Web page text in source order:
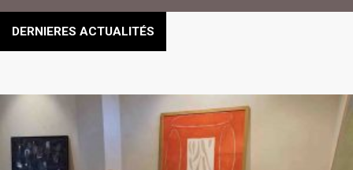
DERNIERES ACTUALITÉS